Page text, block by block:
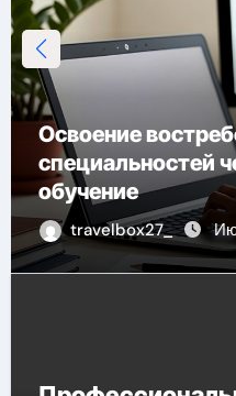
Освоение
специальностей
обучение
travelbox27_